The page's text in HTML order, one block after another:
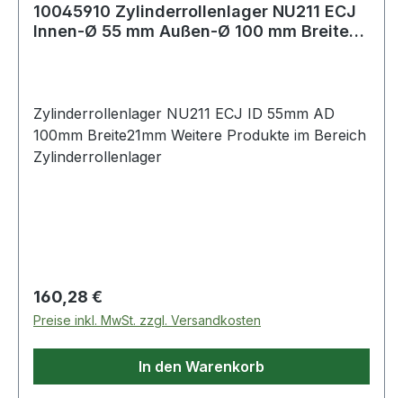
10045910 Zylinderrollenlager NU211 ECJ
Innen-Ø 55 mm Außen-Ø 100 mm Breite21
Zylinderrollenlager NU211 ECJ ID 55mm AD
100mm Breite21mm Weitere Produkte im Bereich
Zylinderrollenlager
Regulärer Preis:
160,28 €
Preise inkl. MwSt. zzgl. Versandkosten
In den Warenkorb